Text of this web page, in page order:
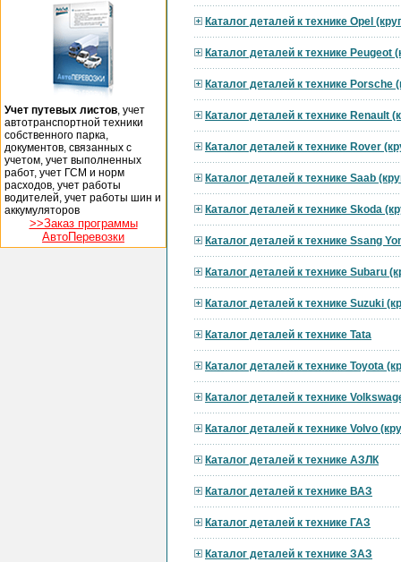
Учет путевых листов , учет
автотранспортной техники
собственного парка,
документов, связанных с
учетом, учет выполненных
работ, учет ГСМ и норм
расходов, учет работы
водителей, учет работы шин и
аккумуляторов
>>Заказ программы
АвтоПеревозки
Каталог деталей к технике Opel
Каталог деталей к технике Peugeot
Каталог деталей к технике Porsche
Каталог деталей к технике Renault
Каталог деталей к технике Rover
Каталог деталей к технике Saab
Каталог деталей к технике Skoda
Каталог деталей к технике Ssang
Каталог деталей к технике Subaru
Каталог деталей к технике Suzuki
Каталог деталей к технике Tata
Каталог деталей к технике Toyota
Каталог деталей к технике
Каталог деталей к технике Volvo
Каталог деталей к технике АЗЛК
Каталог деталей к технике ВАЗ
Каталог деталей к технике ГАЗ
Каталог деталей к технике ЗАЗ